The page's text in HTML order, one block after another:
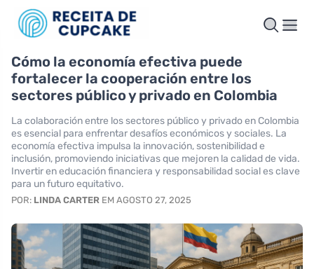
Cómo la economía efectiva puede
fortalecer la cooperación entre los
sectores público y privado en Colombia
La colaboración entre los sectores público y privado en Colombia
es esencial para enfrentar desafíos económicos y sociales. La
economía efectiva impulsa la innovación, sostenibilidad e
inclusión, promoviendo iniciativas que mejoren la calidad de vida.
Invertir en educación financiera y responsabilidad social es clave
para un futuro equitativo.
POR: LINDA CARTER EM AGOSTO 27, 2025